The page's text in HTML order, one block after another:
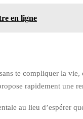
en ligne
te compliquer la
rapidement une
au lieu d’espérer